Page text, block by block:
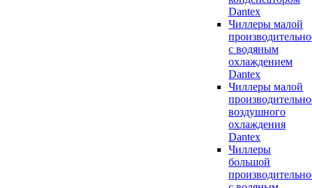
Dantex
Чиллеры малой
с водяным
охлаждением
Dantex
Чиллеры малой
воздушного
охлаждения
Dantex
Чиллеры
большой